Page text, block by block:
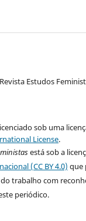
Estudos
sob uma
License.
está sob a
(CC BY 4.0) que
trabalho com
periódico.